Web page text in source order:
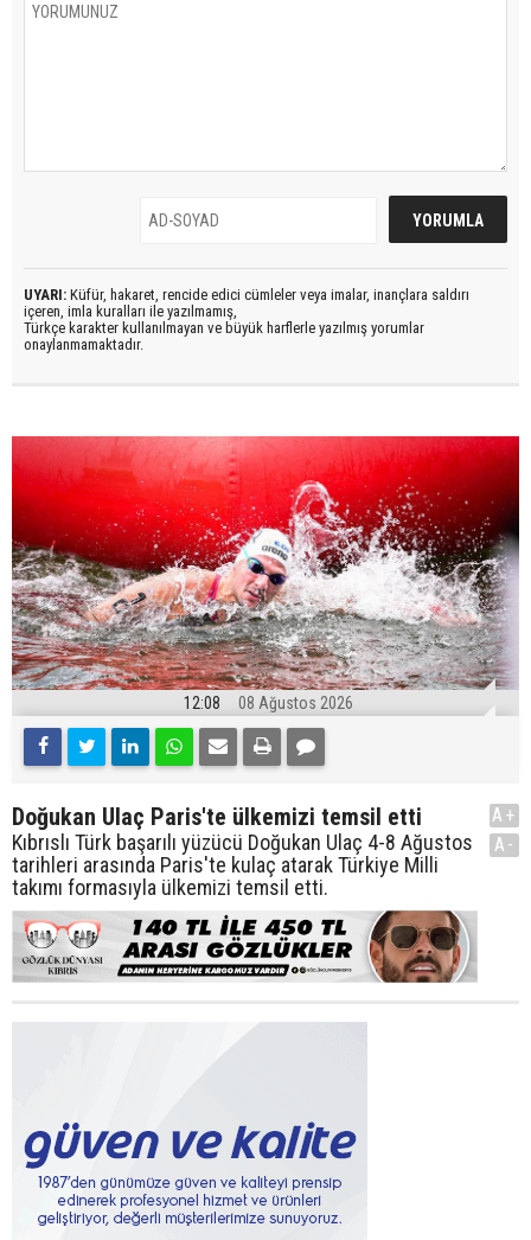
UYARI: Küfür, hakaret, rencide edici cümleler veya imalar, inançlara saldırı
içeren, imla kuralları ile yazılmamış,
Türkçe karakter kullanılmayan ve büyük harflerle yazılmış yorumlar
onaylanmamaktadır.
12:08 08 Ağustos 2026
Doğukan Ulaç Paris'te ülkemizi temsil etti
Kıbrıslı Türk başarılı yüzücü Doğukan Ulaç 4-8 Ağustos
tarihleri arasında Paris'te kulaç atarak Türkiye Milli
takımı formasıyla ülkemizi temsil etti.
A+
A-